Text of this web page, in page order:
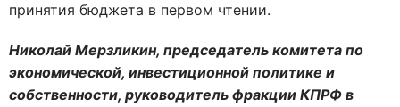
принятия бюджета в первом чтении.
Николай Мерзликин, председатель комитета по
экономической, инвестиционной политике и
собственности, руководитель фракции КПРФ в